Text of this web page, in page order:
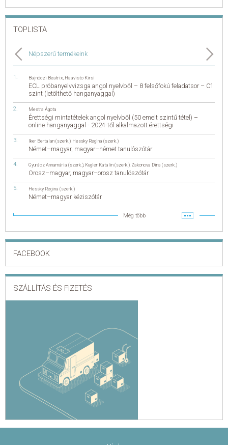
TOPLISTA
Népszerű termékeink
Bajnóczi Beatrix Haavisto Kirsi
ECL próbanyelvvizsga angol nyelvből – 8 felsőfokú feladatsor – C1
szint (letölthető hanganyaggal)
Mestra Ágota
Érettségi mintatételek angol nyelvből (50 emelt szintű tétel) –
online hanganyaggal - 2024-től alkalmazott érettségi
Iker Bertalan (szerk.) Hessky Regina (szerk.)
Német–magyar, magyar–német tanulószótár
Gyurácz Annamária (szerk.) Kugler Katalin (szerk.) Zakonova Dina (szerk.)
Orosz–magyar, magyar–orosz tanulószótár
Hessky Regina (szerk.)
Német–magyar kéziszótár
Még több
FACEBOOK
SZÁLLÍTÁS ÉS FIZETÉS